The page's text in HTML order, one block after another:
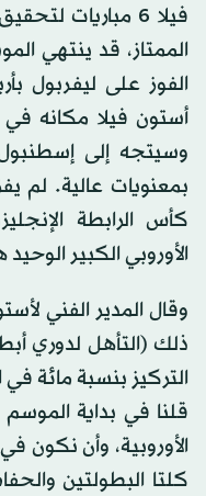
فيلا 6 مباريات
الممتاز، قد ينتهي
الفوز على ليفربول
أستون فيلا مكانه في
وسيتجه إلى
بمعنويات عالية. لم
الأوروبي الكبير الوحيد
وقال المدير الفني
ذلك (التأهل لدوري
التركيز بنسبة مائة في
قلنا في بداية
الأوروبية، وأن نكون
كلتا البطولتين